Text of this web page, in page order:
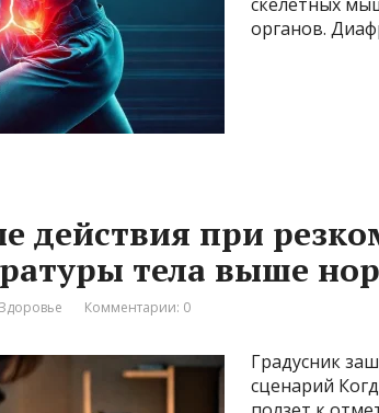
органов.
действия при
тела выше
Здоровье Комментарии: 0
Градусник
сценарий